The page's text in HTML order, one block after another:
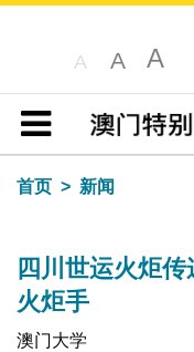
A A A
目录
首页
新闻
四川世运火炬
火炬手
澳门大学